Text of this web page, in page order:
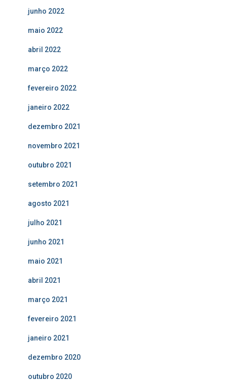
junho 2022
maio 2022
abril 2022
março 2022
fevereiro 2022
janeiro 2022
dezembro 2021
novembro 2021
outubro 2021
setembro 2021
agosto 2021
julho 2021
junho 2021
maio 2021
abril 2021
março 2021
fevereiro 2021
janeiro 2021
dezembro 2020
outubro 2020